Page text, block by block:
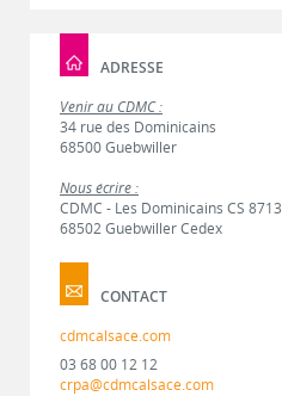
ADRESSE
Venir au CDMC :
34 rue des Dominicains
68500 Guebwiller
Nous écrire :
CDMC - Les Dominicains CS 8713
68502 Guebwiller Cedex
CONTACT
cdmcalsace.com
03 68 00 12 12
crpa@cdmcalsace.com